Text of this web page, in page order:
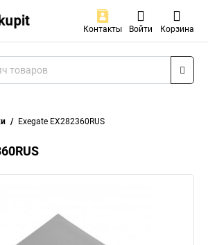
Контакты Войти Корзина
Exegate EX282360RUS